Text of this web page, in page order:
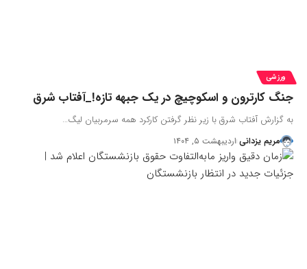
ورزشی
جنگ کارترون و اسکوچیچ در یک جبهه تازه!_آفتاب شرق
به گزارش آفتاب شرق با زیر نظر گرفتن کارکرد همه سرمربیان لیگ…
مریم یزدانی اردیبهشت ۵, ۱۴۰۴